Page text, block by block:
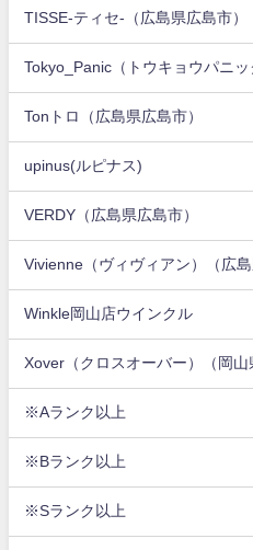
TISSE-ティセ-（広島県広島市）
Tokyo_Panic（トウキョウパニッ
Tonトロ（広島県広島市）
upinus(ルピナス)
VERDY（広島県広島市）
Vivienne（ヴィヴィアン）（広島
Winkle岡山店ウインクル
Xover（クロスオーバー）（岡山
※Aランク以上
※Bランク以上
※Sランク以上